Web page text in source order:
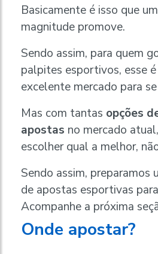
Basicamente é isso que
magnitude promove.
Sendo assim, para quem
palpites esportivos, esse
excelente mercado para
Mas com tantas opções
apostas no mercado
escolher qual a melhor,
Sendo assim, preparamos
de apostas esportivas
Acompanhe a próxima
Onde apostar?